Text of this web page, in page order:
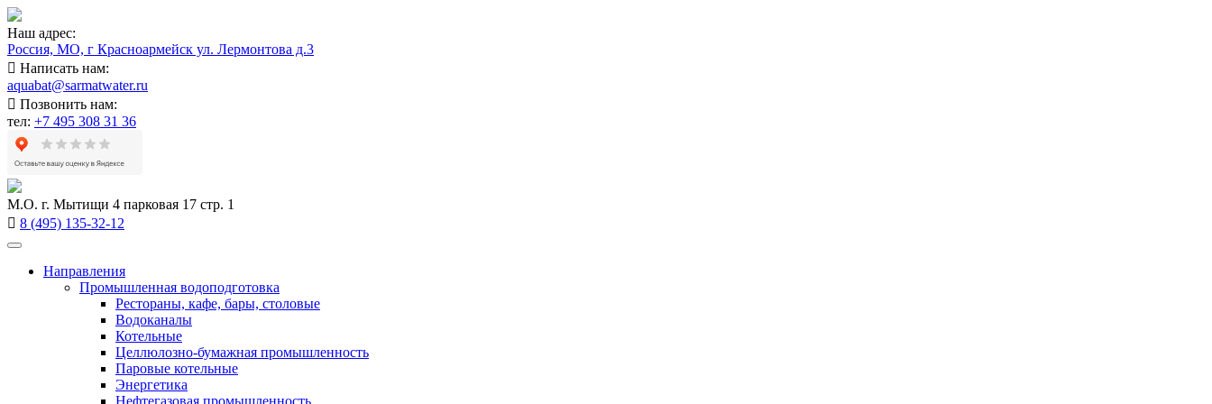
Наш адрес:
Россия, МО, г Красноармейск ул. Лермонтова д.3
Написать нам:
aquabat@sarmatwater.ru
Позвонить нам:
тел: +7 495 308 31 36
М.О. г. Мытищи 4 парковая 17 стр. 1
8 (495) 135-32-12
Направления
Промышленная водоподготовка
Рестораны, кафе, бары, столовые
Водоканалы
Котельные
Целлюлозно-бумажная промышленность
Паровые котельные
Энергетика
Нефтегазовая промышленность